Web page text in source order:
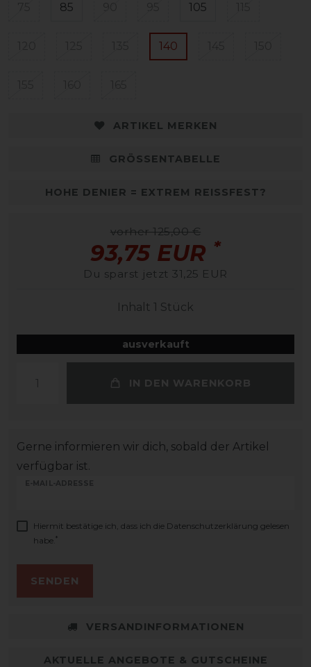
85 105
140
ARTIKEL MERKEN
GRÖSSENTABELLE
HOHE DENIER = EXTREM REISSFEST?
vorher 125,00 €
93,75 EUR *
Du sparst jetzt 31,25 EUR
Inhalt 1 Stück
ausverkauft
IN DEN WARENKORB
Gerne informieren wir dich, sobald der Artikel
verfügbar ist.
E-MAIL-ADRESSE
Hiermit bestätige ich, dass ich die Daten­schutz­erklärung gelesen
habe. *
SENDEN
VERSANDINFORMATIONEN
AKTUELLE ANGEBOTE & GUTSCHEINE